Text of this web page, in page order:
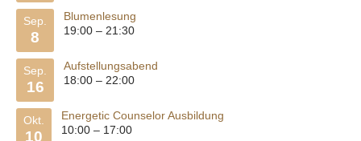
Sep.
8
Blumenlesung
19:00 – 21:30
Sep.
16
Aufstellungsabend
18:00 – 22:00
Okt.
10
Energetic Counselor Ausbildung
10:00 – 17:00